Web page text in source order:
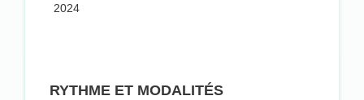
2024
RYTHME ET MODALITÉS